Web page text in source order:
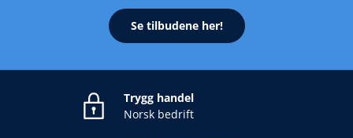
Se tilbudene her!
Trygg handel
Norsk bedrift